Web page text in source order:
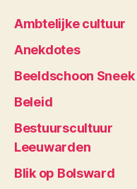
Ambtelijke cultuur
Anekdotes
Beeldschoon Sneek
Beleid
Bestuurscultuur
Leeuwarden
Blik op Bolsward